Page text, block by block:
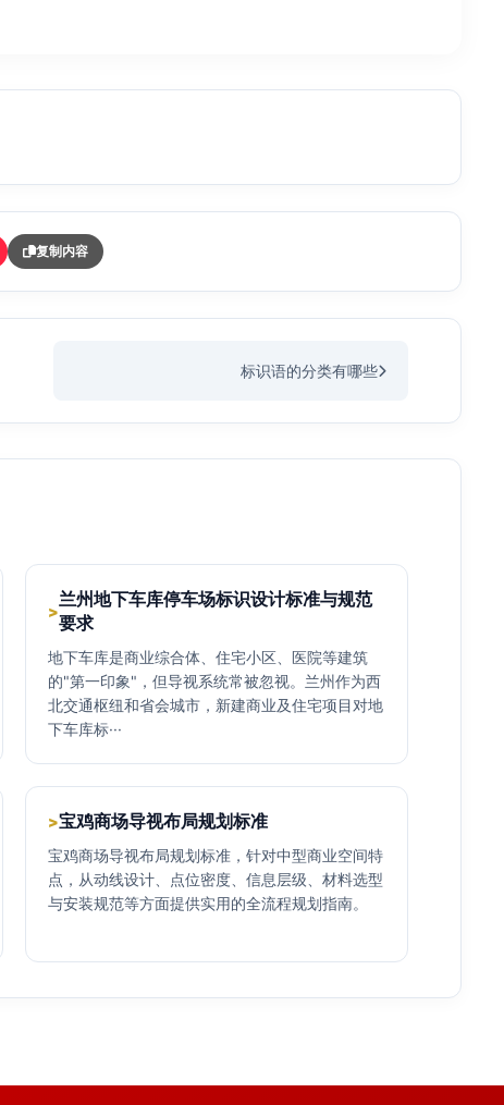
复制内容
标识语的分类有哪些
>
兰州地下车库停车场标识设计标准与规范
要求
地下车库是商业综合体、住宅小区、医院等建筑
的"第一印象"，但导视系统常被忽视。兰州作为西
北交通枢纽和省会城市，新建商业及住宅项目对地
下车库标···
>宝鸡商场导视布局规划标准
宝鸡商场导视布局规划标准，针对中型商业空间特
点，从动线设计、点位密度、信息层级、材料选型
与安装规范等方面提供实用的全流程规划指南。